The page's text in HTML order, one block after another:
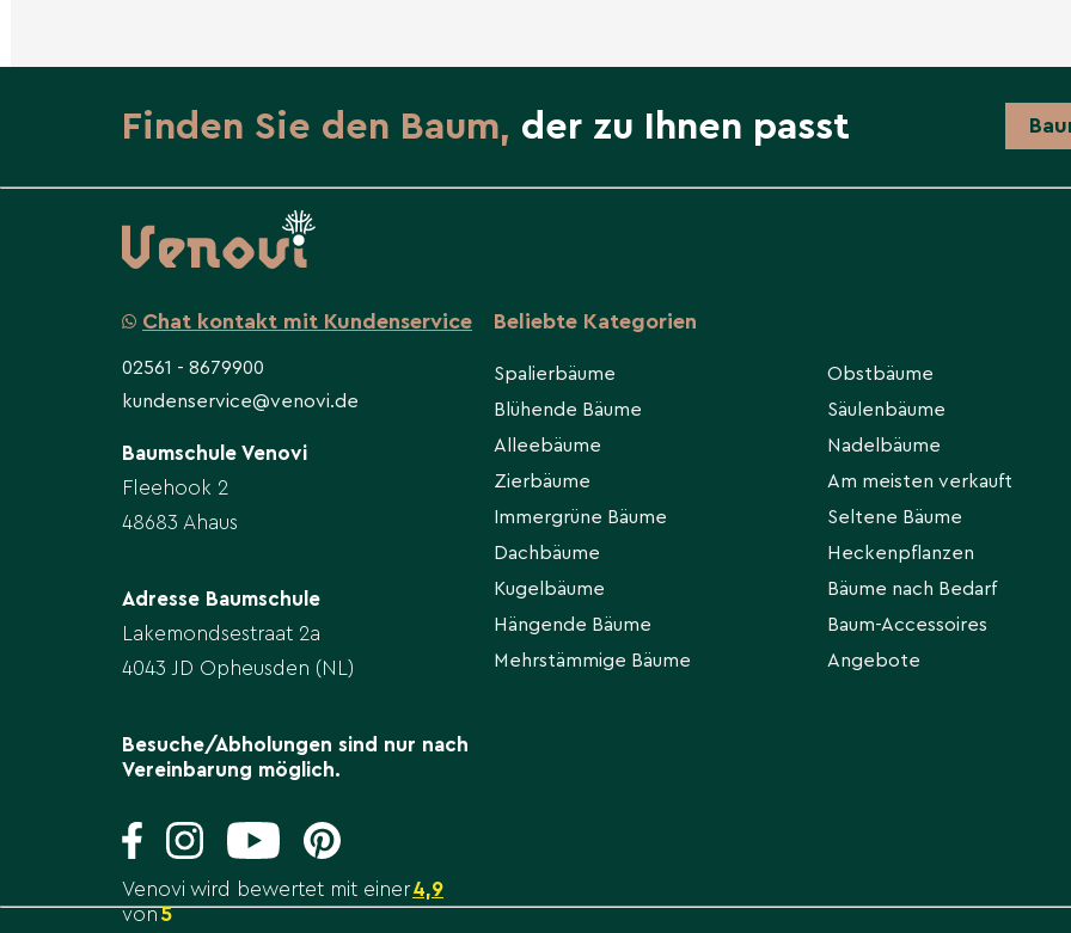
Finden Sie den Baum, der zu Ihnen passt
Chat kontakt mit Kundenservice
02561 - 8679900
kundenservice@venovi.de
Baumschule Venovi
Fleehook 2
48683 Ahaus
Adresse Baumschule
Lakemondsestraat 2a
4043 JD Opheusden (NL)
Besuche/Abholungen sind nur nach
Vereinbarung möglich.
Venovi wird bewertet mit einer4,9
von5
Beliebte Kategorien
Spalierbäume
Blühende Bäume
Alleebäume
Zierbäume
Immergrüne Bäume
Dachbäume
Kugelbäume
Hängende Bäume
Mehrstämmige Bäume
Obstbäume
Säulenbäume
Nadelbäume
Am meisten verkauft
Seltene Bäume
Heckenpflanzen
Bäume nach Bedarf
Baum-Accessoires
Angebote